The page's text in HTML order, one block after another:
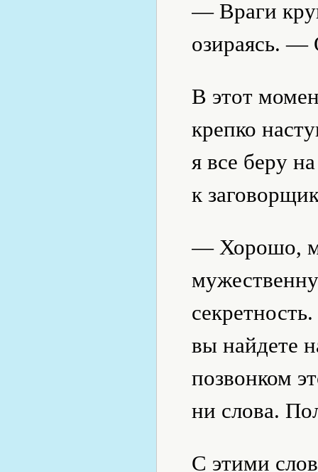
— Враги
озираясь. —
В этот
крепко
я все беру
к
— Хорошо,
вы найдете
позвонком
ни слова.
С этими